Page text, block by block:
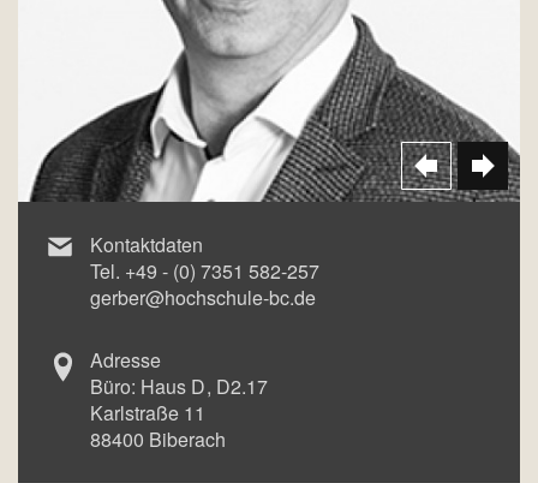
Kontaktdaten
Tel. +49 - (0) 7351 582-257
gerber@hochschule-bc.de
Adresse
Büro: Haus D D2.17
Karlstraße 11
88400 Biberach